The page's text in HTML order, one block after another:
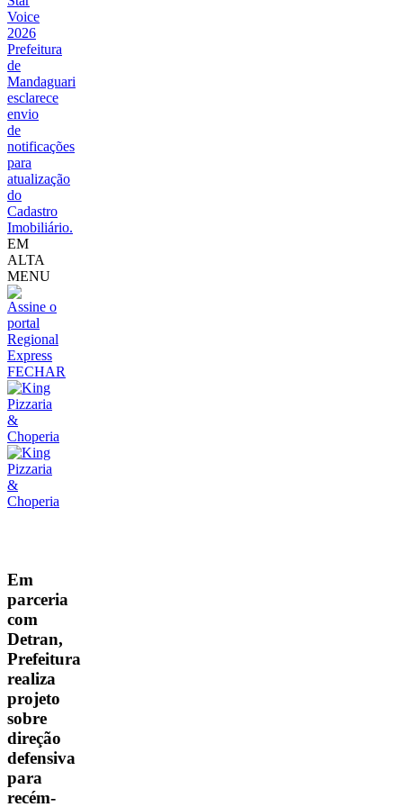
Voice
2026
Prefeitura
de
Mandaguari
esclarece
envio
de
notificações
para
atualização
do
Cadastro
Imobiliário.
EM
ALTA
MENU
FECHAR
Em
parceria
com
Detran,
Prefeitura
realiza
projeto
sobre
direção
defensiva
para
recém-